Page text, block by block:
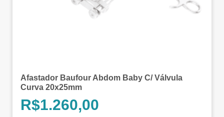
Afastador Baufour Abdom Baby C/ Válvula
Curva 20x25mm
R$1.260,00